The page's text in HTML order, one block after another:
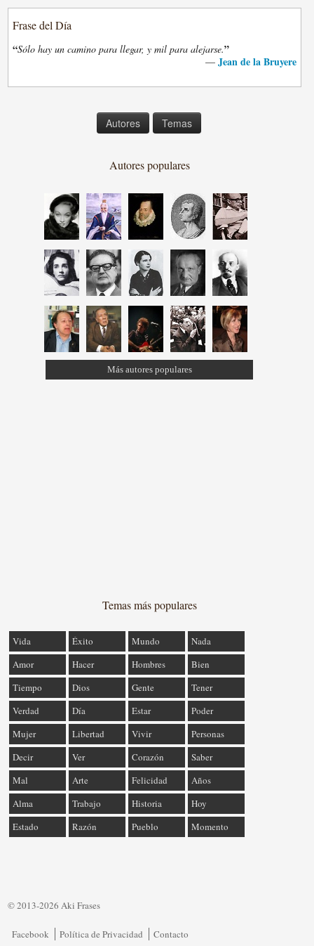
Frase del Día
“Sólo hay un camino para llegar, y mil para alejarse.”
— Jean de la Bruyere
Autores Temas
Autores populares
Más autores populares
Temas más populares
Vida Éxito Mundo
Nada
Amor
Hacer Hombres
Bien
Tiempo
Dios Gente
Tener
Verdad
Día Estar
Poder
Mujer
Libertad Vivir
Personas
Decir
Ver Corazón
Saber
Mal
Arte Felicidad
Años
Alma
Trabajo Historia
Hoy
Estado
Razón Pueblo Momento
© 2013-2026 Aki Frases
Facebook Política de Privacidad Contacto